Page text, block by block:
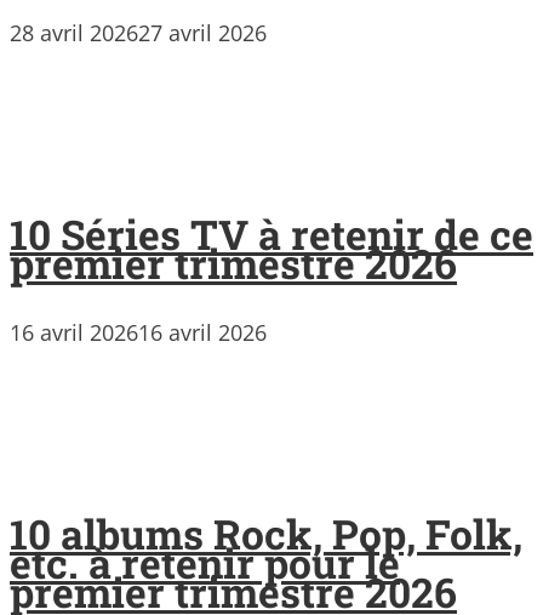
28 avril 202627 avril 2026
10 Séries TV à retenir de ce
premier trimestre 2026
16 avril 202616 avril 2026
10 albums Rock, Pop, Folk,
etc. à retenir pour le
premier trimestre 2026